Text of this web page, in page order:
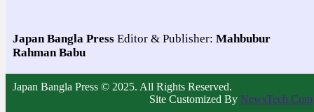
Japan Bangla Press Editor & Publisher: Mahbubur
Rahman Babu
Japan Bangla Press © 2025. All Rights Reserved.
Site Customized By NewsTech.Com